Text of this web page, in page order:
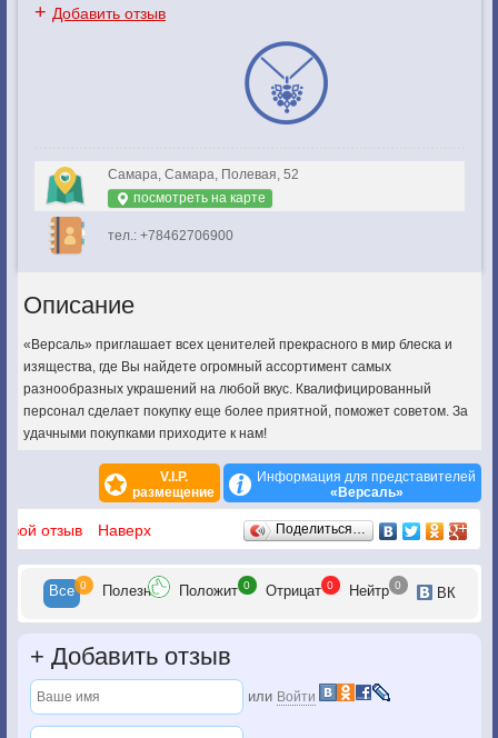
+ Добавить отзыв
Самара, Самара, Полевая, 52
посмотреть на карте
тел.: +78462706900
Описание
«Версаль» приглашает всех ценителей прекрасного в мир блеска и
изящества, где Вы найдете огромный ассортимент самых
разнообразных украшений на любой вкус. Квалифицированный
персонал сделает покупку еще более приятной, поможет советом. За
удачными покупками приходите к нам!
V.I.P.
размещение
Информация для представителей
«Версаль»
Отзывы
отзыв Наверх Поделиться…
Все 0 Полезн Положит 0 Отрицат 0 Нейтр 0 ВК
+ Добавить отзыв
или Войти